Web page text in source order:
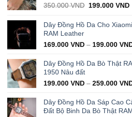
350.000VND Original
was:
199.000VND
Dây Đồng Hồ Da Cho
RAM Leather
169.000 VND – 199.000
Dây Đồng Hồ Da Bò Thật
1950 Nâu đất
199.000 VND – 259.000
Dây Đồng Hồ Da Sáp Cao
Đất Bộ Binh Da Bò Thật